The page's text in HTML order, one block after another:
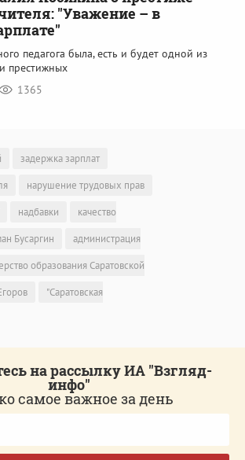
"Уважение – в
педагога была, есть и будет одной из
престижных
1365
задержка зарплат
нарушение трудовых прав
надбавки
качество
Бусаргин
администрация
образования Саратовской
"Саратовская
на рассылку ИА "Взгляд-
инфо"
самое важное за день